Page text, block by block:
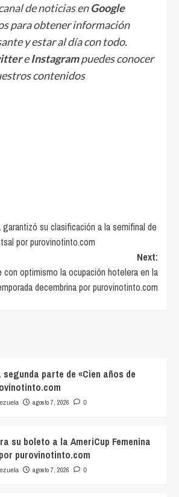
de noticias enGoogle
para obtener información
y estar al día con todo.
eInstagrampuedes conocer
contenidos
su clasificación a la semifinal de
por purovinotinto.com
Next:
con optimismo la ocupación hotelera en la
decembrina por purovinotinto.com
parte de «Cien años de
agosto 7, 2026 0
su boleto a la AmeriCup Femenina
purovinotinto.com
agosto 7, 2026 0